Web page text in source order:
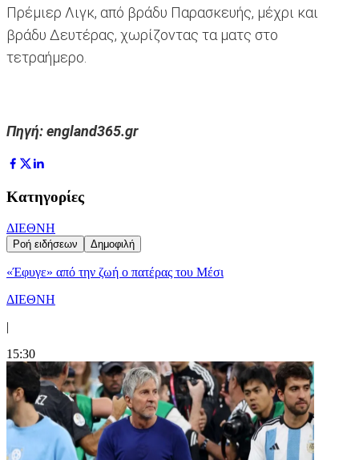
Πρέμιερ Λιγκ, από βράδυ Παρασκευής, μέχρι και
βράδυ Δευτέρας, χωρίζοντας τα ματς στο
τετραήμερο.
Πηγή: england365.gr
Κατηγορίες
ΔΙΕΘΝΗ
Ροή ειδήσεων Δημοφιλή
«Έφυγε» από την ζωή ο πατέρας του Μέσι
ΔΙΕΘΝΗ
|
15:30